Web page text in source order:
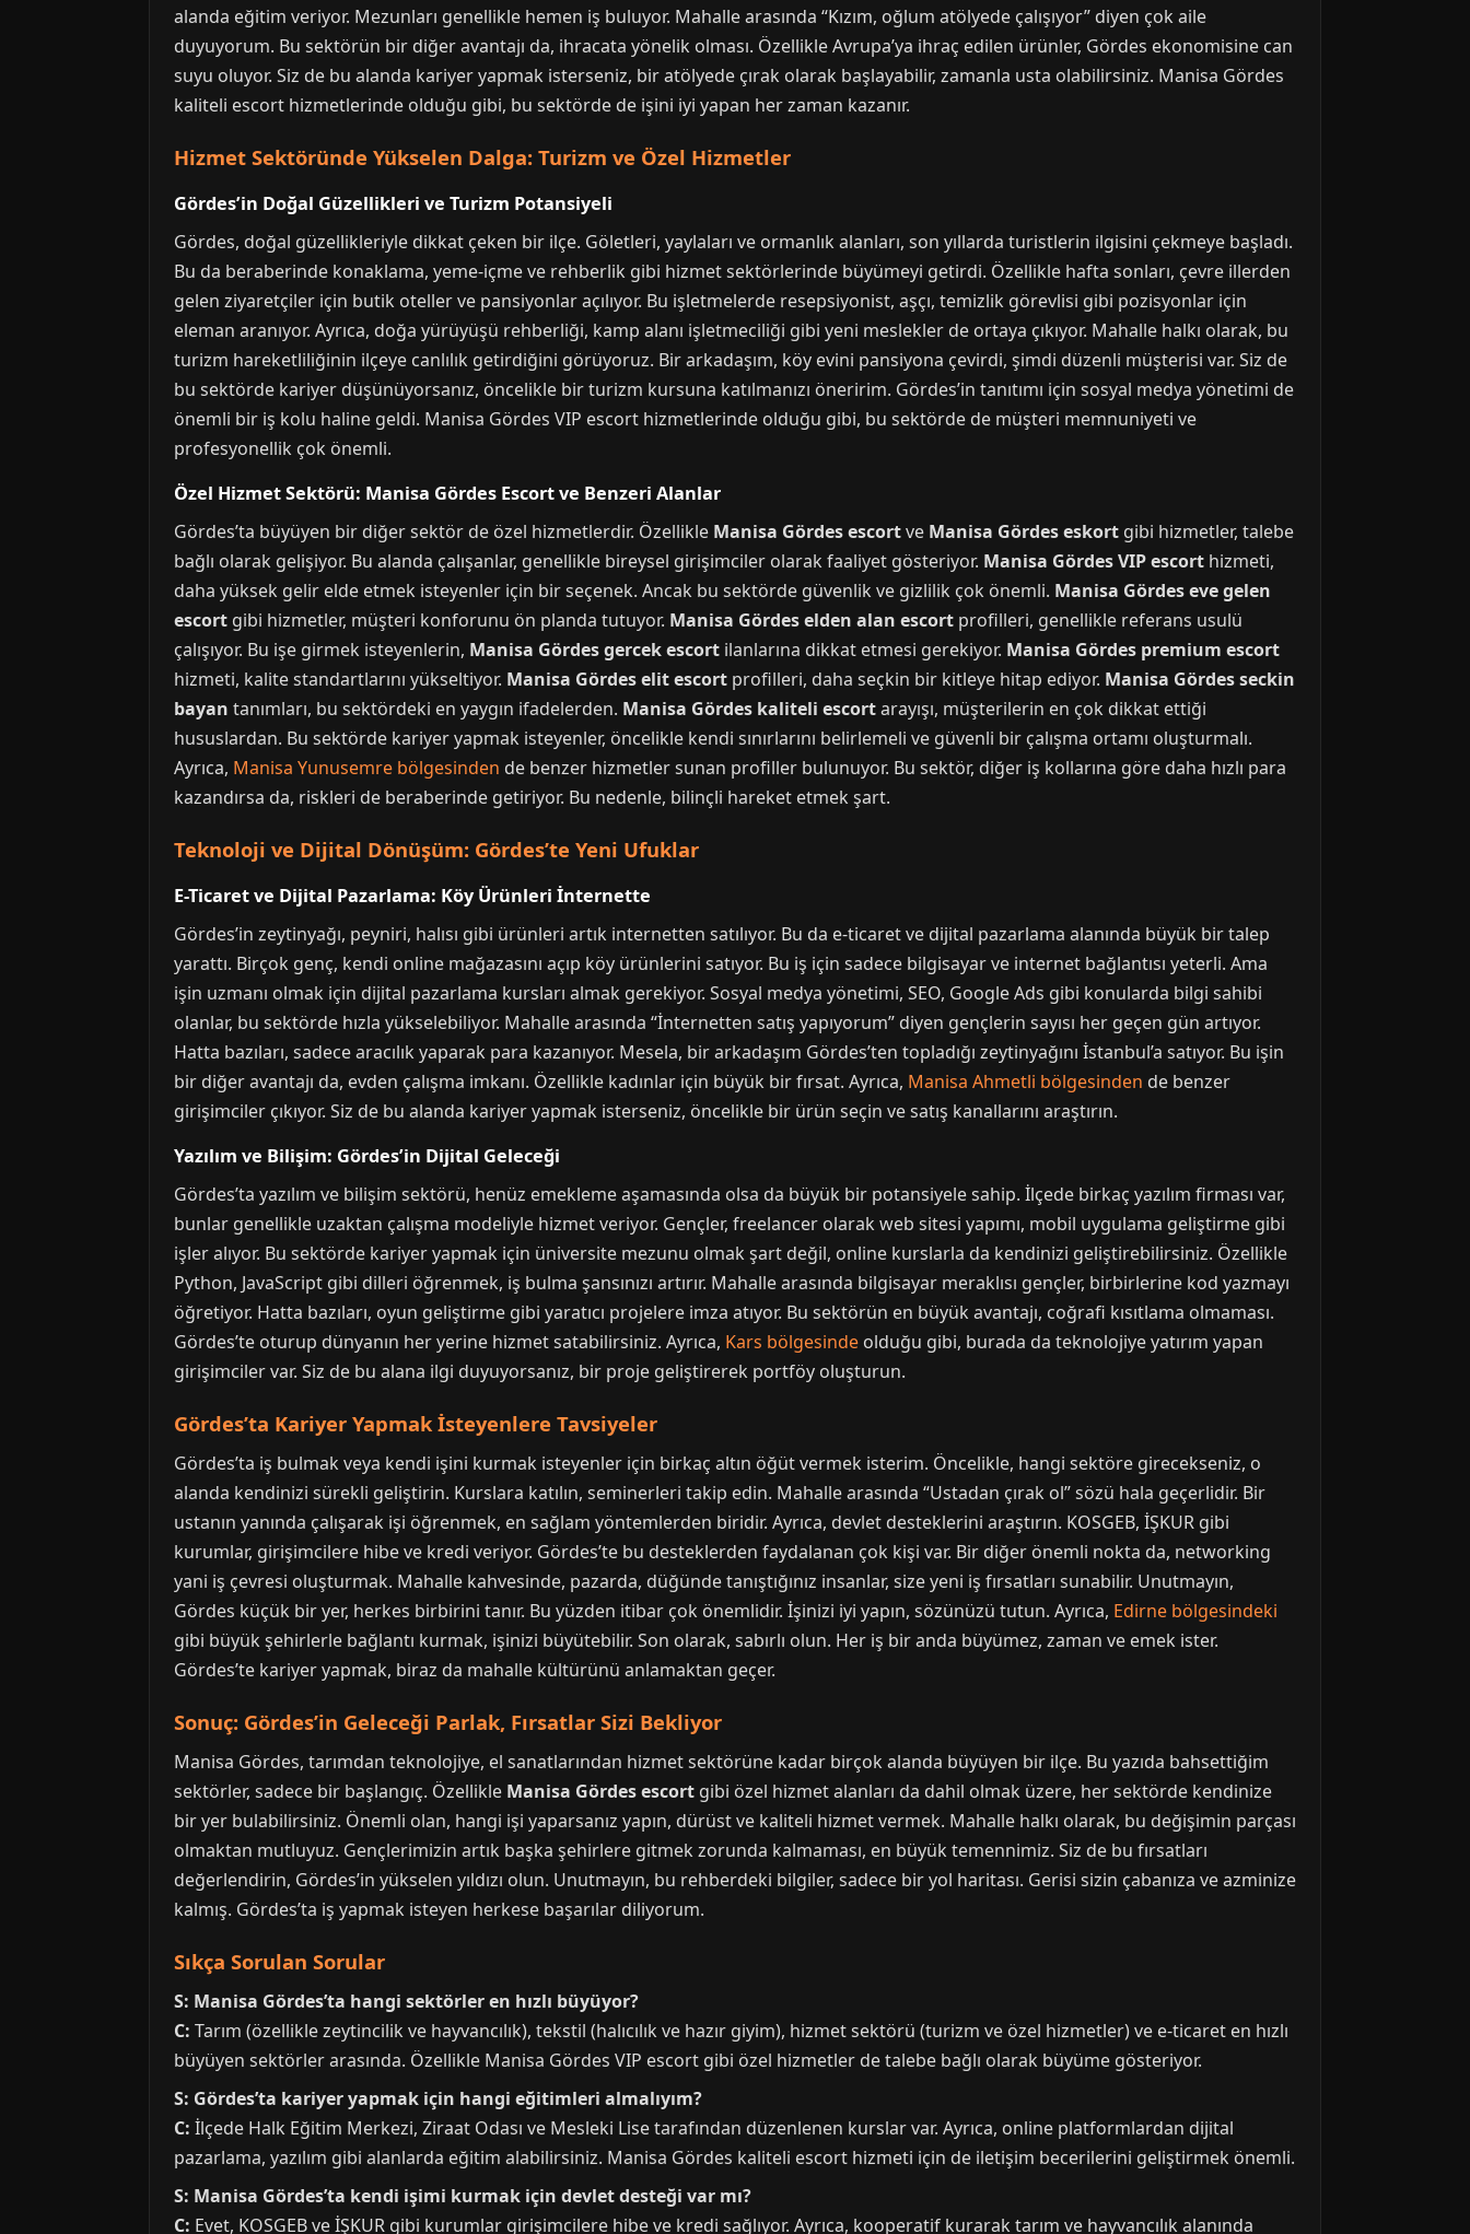
alanda eğitim veriyor. Mezunları genellikle hemen iş buluyor. Mahalle arasında “Kızım, oğlum atölyede çalışıyor” diyen çok aile
duyuyorum. Bu sektörün bir diğer avantajı da, ihracata yönelik olması. Özellikle Avrupa’ya ihraç edilen ürünler, Gördes ekonomisine can
suyu oluyor. Siz de bu alanda kariyer yapmak isterseniz, bir atölyede çırak olarak başlayabilir, zamanla usta olabilirsiniz. Manisa Gördes
kaliteli escort hizmetlerinde olduğu gibi, bu sektörde de işini iyi yapan her zaman kazanır.
Hizmet Sektöründe Yükselen Dalga: Turizm ve Özel Hizmetler
Gördes’in Doğal Güzellikleri ve Turizm Potansiyeli
Gördes, doğal güzellikleriyle dikkat çeken bir ilçe. Göletleri, yaylaları ve ormanlık alanları, son yıllarda turistlerin ilgisini çekmeye başladı.
Bu da beraberinde konaklama, yeme-içme ve rehberlik gibi hizmet sektörlerinde büyümeyi getirdi. Özellikle hafta sonları, çevre illerden
gelen ziyaretçiler için butik oteller ve pansiyonlar açılıyor. Bu işletmelerde resepsiyonist, aşçı, temizlik görevlisi gibi pozisyonlar için
eleman aranıyor. Ayrıca, doğa yürüyüşü rehberliği, kamp alanı işletmeciliği gibi yeni meslekler de ortaya çıkıyor. Mahalle halkı olarak, bu
turizm hareketliliğinin ilçeye canlılık getirdiğini görüyoruz. Bir arkadaşım, köy evini pansiyona çevirdi, şimdi düzenli müşterisi var. Siz de
bu sektörde kariyer düşünüyorsanız, öncelikle bir turizm kursuna katılmanızı öneririm. Gördes’in tanıtımı için sosyal medya yönetimi de
önemli bir iş kolu haline geldi. Manisa Gördes VIP escort hizmetlerinde olduğu gibi, bu sektörde de müşteri memnuniyeti ve
profesyonellik çok önemli.
Özel Hizmet Sektörü: Manisa Gördes Escort ve Benzeri Alanlar
Gördes’ta büyüyen bir diğer sektör de özel hizmetlerdir. Özellikle Manisa Gördes escortve Manisa Gördes eskort gibi hizmetler, talebe
bağlı olarak gelişiyor. Bu alanda çalışanlar, genellikle bireysel girişimciler olarak faaliyet gösteriyor. Manisa Gördes VIP escort hizmeti,
daha yüksek gelir elde etmek isteyenler için bir seçenek. Ancak bu sektörde güvenlik ve gizlilik çok önemli. Manisa Gördes eve gelen
escort gibi hizmetler, müşteri konforunu ön planda tutuyor. Manisa Gördes elden alan escort profilleri, genellikle referans usulü
çalışıyor. Bu işe girmek isteyenlerin, Manisa Gördes gercek escort ilanlarına dikkat etmesi gerekiyor. Manisa Gördes premium escort
hizmeti, kalite standartlarını yükseltiyor. Manisa Gördes elit escort profilleri, daha seçkin bir kitleye hitap ediyor. Manisa Gördes seckin
bayan tanımları, bu sektördeki en yaygın ifadelerden. Manisa Gördes kaliteli escortarayışı, müşterilerin en çok dikkat ettiği
hususlardan. Bu sektörde kariyer yapmak isteyenler, öncelikle kendi sınırlarını belirlemeli ve güvenli bir çalışma ortamı oluşturmalı.
Ayrıca, Manisa Yunusemre bölgesinden de benzer hizmetler sunan profiller bulunuyor. Bu sektör, diğer iş kollarına göre daha hızlı para
kazandırsa da, riskleri de beraberinde getiriyor. Bu nedenle, bilinçli hareket etmek şart.
Teknoloji ve Dijital Dönüşüm: Gördes’te Yeni Ufuklar
E-Ticaret ve Dijital Pazarlama: Köy Ürünleri İnternette
Gördes’in zeytinyağı, peyniri, halısı gibi ürünleri artık internetten satılıyor. Bu da e-ticaret ve dijital pazarlama alanında büyük bir talep
yarattı. Birçok genç, kendi online mağazasını açıp köy ürünlerini satıyor. Bu iş için sadece bilgisayar ve internet bağlantısı yeterli. Ama
işin uzmanı olmak için dijital pazarlama kursları almak gerekiyor. Sosyal medya yönetimi, SEO, Google Ads gibi konularda bilgi sahibi
olanlar, bu sektörde hızla yükselebiliyor. Mahalle arasında “İnternetten satış yapıyorum” diyen gençlerin sayısı her geçen gün artıyor.
Hatta bazıları, sadece aracılık yaparak para kazanıyor. Mesela, bir arkadaşım Gördes’ten topladığı zeytinyağını İstanbul’a satıyor. Bu işin
bir diğer avantajı da, evden çalışma imkanı. Özellikle kadınlar için büyük bir fırsat. Ayrıca, Manisa Ahmetli bölgesinden de benzer
girişimciler çıkıyor. Siz de bu alanda kariyer yapmak isterseniz, öncelikle bir ürün seçin ve satış kanallarını araştırın.
Yazılım ve Bilişim: Gördes’in Dijital Geleceği
Gördes’ta yazılım ve bilişim sektörü, henüz emekleme aşamasında olsa da büyük bir potansiyele sahip. İlçede birkaç yazılım firması var,
bunlar genellikle uzaktan çalışma modeliyle hizmet veriyor. Gençler, freelancer olarak web sitesi yapımı, mobil uygulama geliştirme gibi
işler alıyor. Bu sektörde kariyer yapmak için üniversite mezunu olmak şart değil, online kurslarla da kendinizi geliştirebilirsiniz. Özellikle
Python, JavaScript gibi dilleri öğrenmek, iş bulma şansınızı artırır. Mahalle arasında bilgisayar meraklısı gençler, birbirlerine kod yazmayı
öğretiyor. Hatta bazıları, oyun geliştirme gibi yaratıcı projelere imza atıyor. Bu sektörün en büyük avantajı, coğrafi kısıtlama olmaması.
Gördes’te oturup dünyanın her yerine hizmet satabilirsiniz. Ayrıca, Kars bölgesinde olduğu gibi, burada da teknolojiye yatırım yapan
girişimciler var. Siz de bu alana ilgi duyuyorsanız, bir proje geliştirerek portföy oluşturun.
Gördes’ta Kariyer Yapmak İsteyenlere Tavsiyeler
Gördes’ta iş bulmak veya kendi işini kurmak isteyenler için birkaç altın öğüt vermek isterim. Öncelikle, hangi sektöre girecekseniz, o
alanda kendinizi sürekli geliştirin. Kurslara katılın, seminerleri takip edin. Mahalle arasında “Ustadan çırak ol” sözü hala geçerlidir. Bir
ustanın yanında çalışarak işi öğrenmek, en sağlam yöntemlerden biridir. Ayrıca, devlet desteklerini araştırın. KOSGEB, İŞKUR gibi
kurumlar, girişimcilere hibe ve kredi veriyor. Gördes’te bu desteklerden faydalanan çok kişi var. Bir diğer önemli nokta da, networking
yani iş çevresi oluşturmak. Mahalle kahvesinde, pazarda, düğünde tanıştığınız insanlar, size yeni iş fırsatları sunabilir. Unutmayın,
Gördes küçük bir yer, herkes birbirini tanır. Bu yüzden itibar çok önemlidir. İşinizi iyi yapın, sözünüzü tutun. Ayrıca, Edirne bölgesindeki
gibi büyük şehirlerle bağlantı kurmak, işinizi büyütebilir. Son olarak, sabırlı olun. Her iş bir anda büyümez, zaman ve emek ister.
Gördes’te kariyer yapmak, biraz da mahalle kültürünü anlamaktan geçer.
Sonuç: Gördes’in Geleceği Parlak, Fırsatlar Sizi Bekliyor
Manisa Gördes, tarımdan teknolojiye, el sanatlarından hizmet sektörüne kadar birçok alanda büyüyen bir ilçe. Bu yazıda bahsettiğim
sektörler, sadece bir başlangıç. Özellikle Manisa Gördes escort gibi özel hizmet alanları da dahil olmak üzere, her sektörde kendinize
bir yer bulabilirsiniz. Önemli olan, hangi işi yaparsanız yapın, dürüst ve kaliteli hizmet vermek. Mahalle halkı olarak, bu değişimin parçası
olmaktan mutluyuz. Gençlerimizin artık başka şehirlere gitmek zorunda kalmaması, en büyük temennimiz. Siz de bu fırsatları
değerlendirin, Gördes’in yükselen yıldızı olun. Unutmayın, bu rehberdeki bilgiler, sadece bir yol haritası. Gerisi sizin çabanıza ve azminize
kalmış. Gördes’ta iş yapmak isteyen herkese başarılar diliyorum.
Sıkça Sorulan Sorular
S: Manisa Gördes’ta hangi sektörler en hızlı büyüyor?
C: Tarım (özellikle zeytincilik ve hayvancılık), tekstil (halıcılık ve hazır giyim), hizmet sektörü (turizm ve özel hizmetler) ve e-ticaret en hızlı
büyüyen sektörler arasında. Özellikle Manisa Gördes VIP escort gibi özel hizmetler de talebe bağlı olarak büyüme gösteriyor.
S: Gördes’ta kariyer yapmak için hangi eğitimleri almalıyım?
C: İlçede Halk Eğitim Merkezi, Ziraat Odası ve Mesleki Lise tarafından düzenlenen kurslar var. Ayrıca, online platformlardan dijital
pazarlama, yazılım gibi alanlarda eğitim alabilirsiniz. Manisa Gördes kaliteli escort hizmeti için de iletişim becerilerini geliştirmek önemli.
S: Manisa Gördes’ta kendi işimi kurmak için devlet desteği var mı?
C: Evet, KOSGEB ve İŞKUR gibi kurumlar girişimcilere hibe ve kredi sağlıyor. Ayrıca, kooperatif kurarak tarım ve hayvancılık alanında